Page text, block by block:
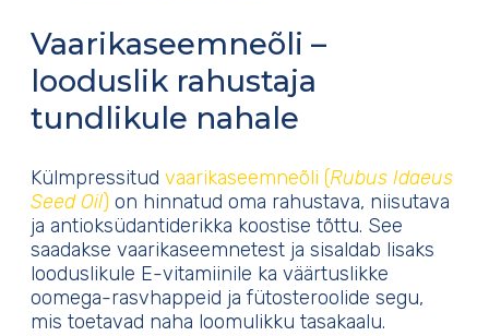
Vaarikaseemneõli –
looduslik rahustaja
tundlikule nahale
Külmpressitud vaarikaseemneõli (Rubus Idaeus
Seed Oil) on hinnatud oma rahustava, niisutava
ja antioksüdantiderikka koostise tõttu. See
saadakse vaarikaseemnetest ja sisaldab lisaks
looduslikule E-vitamiinile ka väärtuslikke
oomega-rasvhappeid ja fütosteroolide segu,
mis toetavad naha loomulikku tasakaalu.